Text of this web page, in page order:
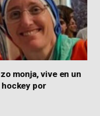
monja, vive en un
por